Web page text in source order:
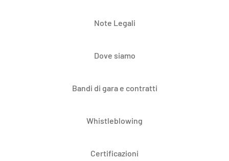
Note Legali
Dove siamo
Bandi di gara e contratti
Whistleblowing
Certificazioni